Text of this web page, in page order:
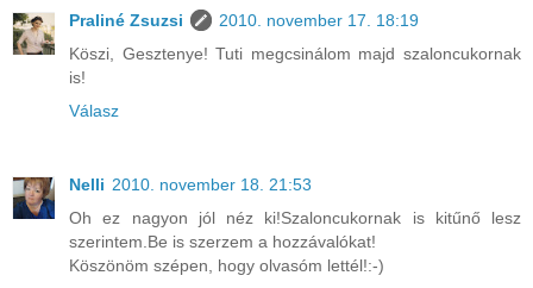
Praliné Zsuzsi
2010. november 17. 18:19
Köszi, Gesztenye! Tuti megcsinálom majd szaloncukornak
is!
Válasz
Nelli 2010. november 18. 21:53
Oh ez nagyon jól néz ki!Szaloncukornak is kitűnő lesz
szerintem.Be is szerzem a hozzávalókat!
Köszönöm szépen, hogy olvasóm lettél!:-)